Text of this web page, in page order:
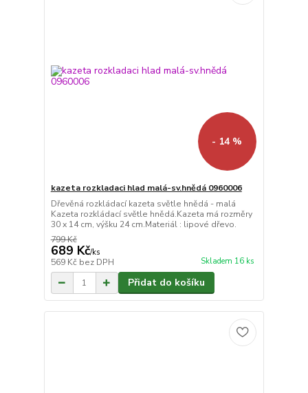
- 14 %
kazeta rozkladaci hlad malá-sv.hnědá 0960006
Dřevěná rozkládací kazeta světle hnědá - malá
Kazeta rozkládací světle hnědá.Kazeta má rozměry
30 x 14 cm, výšku 24 cm.Materiál : lipové dřevo.
799 Kč
689 Kč/ks
569 Kč bez DPH Skladem 16 ks
Přidat do košíku